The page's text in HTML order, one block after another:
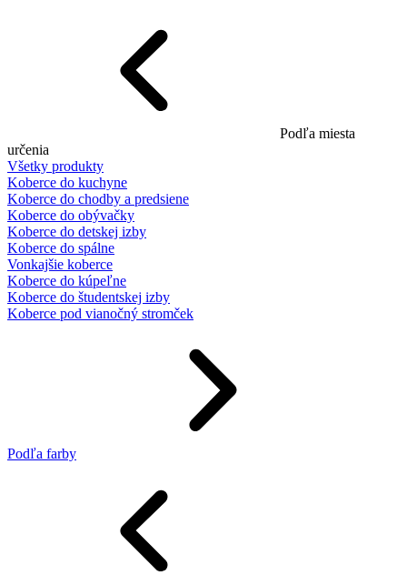
Podľa miesta
určenia
Všetky produkty
Koberce do kuchyne
Koberce do chodby a predsiene
Koberce do obývačky
Koberce do detskej izby
Koberce do spálne
Vonkajšie koberce
Koberce do kúpeľne
Koberce do študentskej izby
Koberce pod vianočný stromček
Podľa farby